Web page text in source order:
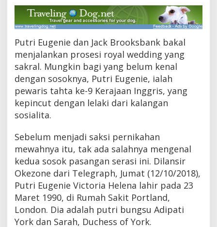
o
n
g
k
r
n
g
B
a
r
K
a
l
,
C
n
a
P
u
Putri Eugenie dan Jack Brooksbank bakal
menjalankan prosesi royal wedding yang
sakral. Mungkin bagi yang belum kenal
dengan sosoknya, Putri Eugenie, ialah
pewaris tahta ke-9 Kerajaan Inggris, yang
kepincut dengan lelaki dari kalangan
sosialita.
Sebelum menjadi saksi pernikahan
mewahnya itu, tak ada salahnya mengenal
kedua sosok pasangan serasi ini. Dilansir
Okezone dari Telegraph, Jumat (12/10/2018),
Putri Eugenie Victoria Helena lahir pada 23
Maret 1990, di Rumah Sakit Portland,
London. Dia adalah putri bungsu Adipati
York dan Sarah, Duchess of York.